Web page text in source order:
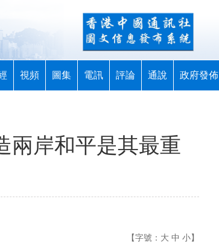
視頻 圖集 電訊 評論 通說 政府發佈
兩岸和平是其最重
【字號： 大 中 小】